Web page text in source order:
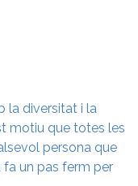
la diversitat i la
motiu que totes les
persona que
fa un pas ferm per